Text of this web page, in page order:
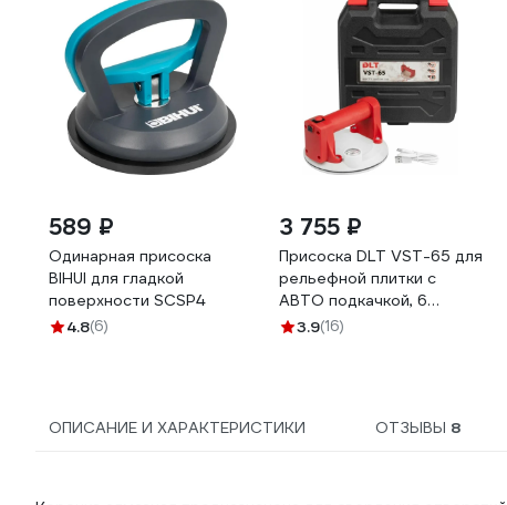
589 ₽
Одинарная присоска
BIHUI для гладкой
поверхности SCSP4
4.8(6)
3 755 ₽
Присоска DLT VST-65 для
рельефной плитки с
АВТО подкачкой, 6
дюймов 1944
3.9(16)
ОПИСАНИЕ И ХАРАКТЕРИСТИКИ ОТЗЫВЫ 8